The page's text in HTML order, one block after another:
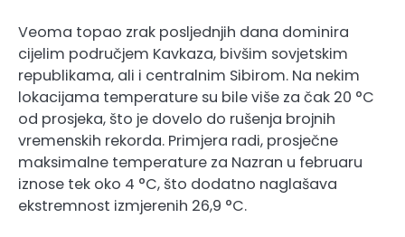
Veoma topao zrak posljednjih dana dominira
cijelim područjem Kavkaza, bivšim sovjetskim
republikama, ali i centralnim Sibirom. Na nekim
lokacijama temperature su bile više za čak 20 °C
od prosjeka, što je dovelo do rušenja brojnih
vremenskih rekorda. Primjera radi, prosječne
maksimalne temperature za Nazran u februaru
iznose tek oko 4 °C, što dodatno naglašava
ekstremnost izmjerenih 26,9 °C.